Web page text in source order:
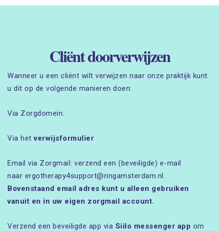
Cliënt doorverwijzen
Wanneer u een cliënt wilt verwijzen naar onze praktijk kunt
u dit op de volgende manieren doen:
Via Zorgdomein.
Via hetverwijsformulier
Email via Zorgmail: verzend een (beveiligde) e-mail
naar ergotherapy4support@ringamsterdam.nl.
Bovenstaand email adres kunt u alleen gebruiken
vanuit en in uw eigen zorgmail account.
Verzend een beveiligde app via Siilo messenger app om